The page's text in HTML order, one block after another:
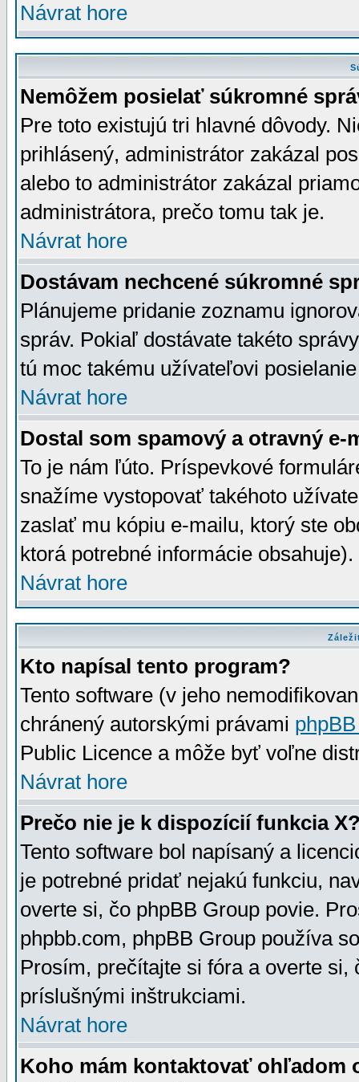
Návrat hore
Nemôžem posielať súkromné
Pre toto existujú tri hlavné dôvody.
prihlásený, administrátor zakázal
alebo to administrátor zakázal
administrátora, prečo tomu tak je.
Návrat hore
Dostávam nechcené súkromné
Plánujeme pridanie zoznamu
správ. Pokiaľ dostávate takéto
tú moc takému užívateľovi
Návrat hore
Dostal som spamový a otravný e-
To je nám ľúto. Príspevkové
snažíme vystopovať takéhoto
zaslať mu kópiu e-mailu, ktorý ste
ktorá potrebné informácie
Návrat hore
Kto napísal tento program?
Tento software (v jeho
chránený autorskými právami
Public Licence a môže byť voľne
Návrat hore
Prečo nie je k dispozícií funkcia
Tento software bol napísaný a
je potrebné pridať nejakú funkciu,
overte si, čo phpBB Group povie.
phpbb.com, phpBB Group používa
Prosím, prečítajte si fóra a overte
príslušnými inštrukciami.
Návrat hore
Koho mám kontaktovať ohľadom